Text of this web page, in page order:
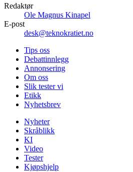
Redaktør
Ole Magnus Kinapel
E-post
desk@teknokratiet.no
Tips oss
Debattinnlegg
Annonsering
Om oss
Slik tester vi
Etikk
Nyhetsbrev
Nyheter
Skråblikk
KI
Video
Tester
Kjøpshjelp